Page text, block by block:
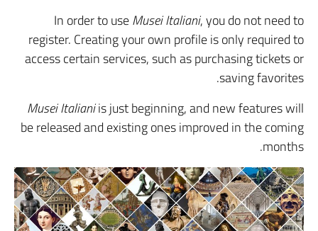
In order to useMusei Italiani, you do not need to
register. Creating your own profile is only required to
access certain services, such as purchasing tickets or
saving favorites.
Musei Italianiis just beginning, and new features will
be released and existing ones improved in the coming
months.